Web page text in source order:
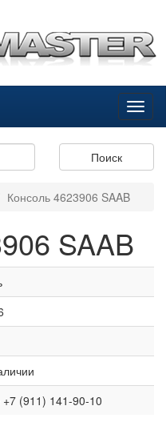
Поиск
Консоль 4623906 SAAB
SAAB
+7 (911) 141-90-10